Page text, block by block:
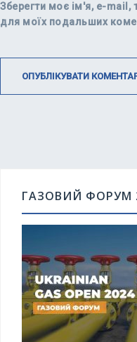
Зберегти моє ім'я, e-mail,
для моїх подальших
ГАЗОВИЙ ФОРУМ